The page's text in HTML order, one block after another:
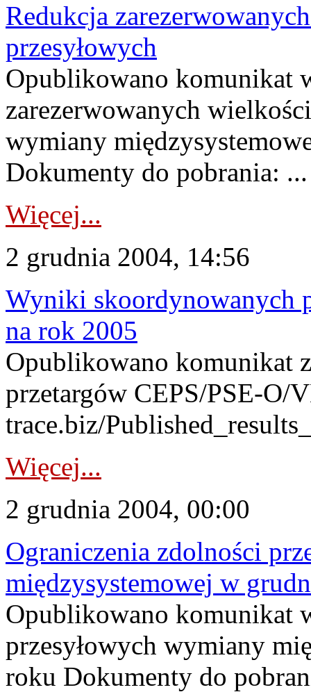
Redukcja
przesyłowych
Opublikowano komunikat
zarezerwowanych
wymiany
Dokumenty do pobrania: ...
Więcej...
2 grudnia 2004, 14:56
Wyniki skoordynowanych
na rok 2005
Opublikowano komunikat
przetargów CEPS/PSE-O/
trace.biz/
Więcej...
2 grudnia 2004, 00:00
Ograniczenia zdolności
międzysystemowej w
Opublikowano komunikat
przesyłowych wymiany
roku Dokumenty do